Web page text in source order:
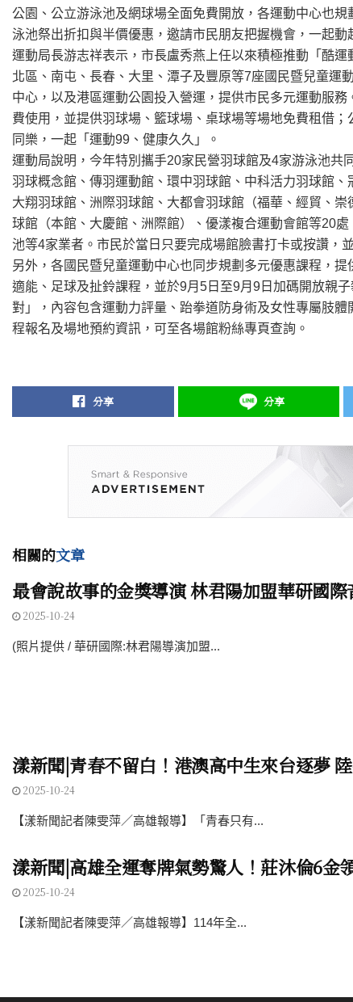
公園、公立游泳池及網球場全面免費開放，各運動中心也
泳池祭出折扣與半價優惠，邀請市民朋友把握機會，一起動
運動局長游志祥表示，市長盧秀燕上任以來積極推動「酷
北區、南屯、長春、大里、潭子及豐原等7座國民暨兒童運
中心，以及港區運動公園投入營運，提供市民多元運動服
費使用，並提供羽球場、籃球場、桌球場等場地免費租借
同樂，一起「運動99、健康久久」。
運動局說明，今年特別攜手20家民營羽球館及4家游泳池
羽球概念館、傳羽運動館、環中羽球館、中科活力羽球館
大翔羽球館、洲際羽球館、大都會羽球館（福華、經貿、
球館（本館、大慶館、洲際館）、優漾複合運動會館等20
池等4家業者。市民於當日只要完成場館臉書打卡或按讚，
另外，各國民暨兒童運動中心也同步規劃多元優惠課程，
適能、足球及扯鈴課程，並於9月5日至9月9日加碼開放親
對」，內容包含運動力評量、跆拳道防身術及女性專屬肢
程報名及場地預約資訊，可至各場館粉絲專頁查詢。
分享 分享
相關的文章
最會說故事的金獎導演 林君陽加盟華研國際
2025-10-24
(照片提供 / 華研國際:林君陽導演加盟...
漾新聞|青春不留白！港澳高中生來台逐夢
2025-10-24
【漾新聞記者陳雯萍／高雄報導】「青春只有...
漾新聞|高雄全運奪牌氣勢驚人！莊沐倫6金
2025-10-24
【漾新聞記者陳雯萍／高雄報導】114年全...